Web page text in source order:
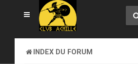
INDEX DU FORUM